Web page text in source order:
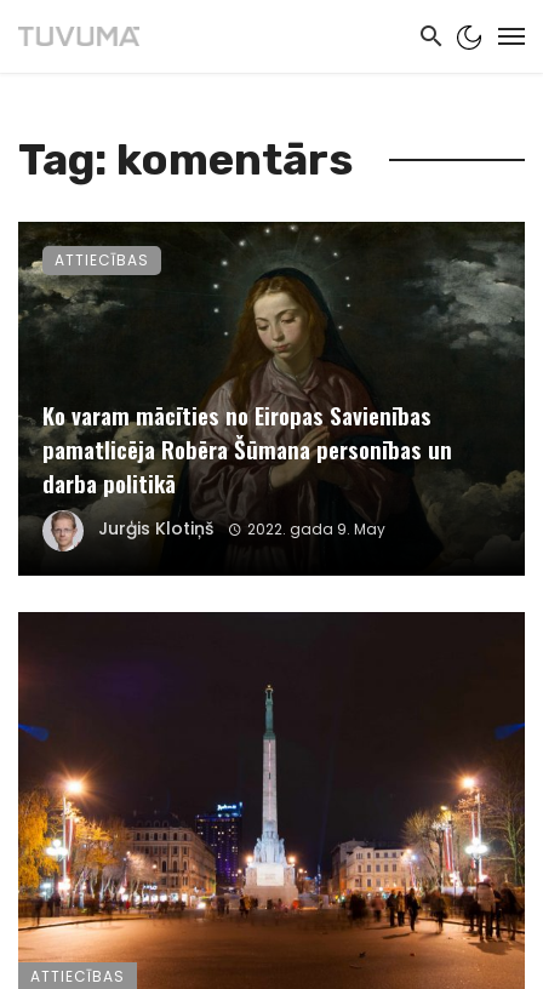
Tag: komentārs
Ko varam mācīties no Eiropas Savienības
pamatlicēja Robēra Šūmana personības un
darba politikā
Jurģis Klotiņš 2022. gada 9. May
ATTIECĪBAS
ATTIECĪBAS